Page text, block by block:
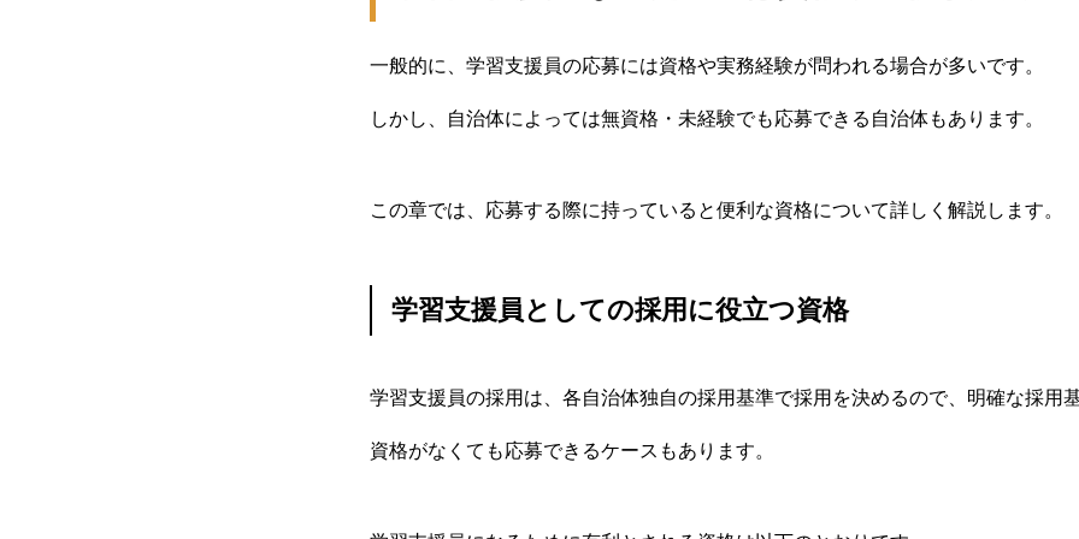
一般的に、学習支援員の応募には資格や実務経験が問われる場合が多いです。
しかし、自治体によっては無資格・未経験でも応募できる自治体もあります。
この章では、応募する際に持っていると便利な資格について詳しく解説します。
学習支援員としての採用に役立つ資格
学習支援員の採用は、各自治体独自の採用基準で採用を決めるので、明確な採用
資格がなくても応募できるケースもあります。